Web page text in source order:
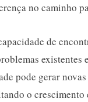
no caminho
de
existentes
pode gerar
o crescimento